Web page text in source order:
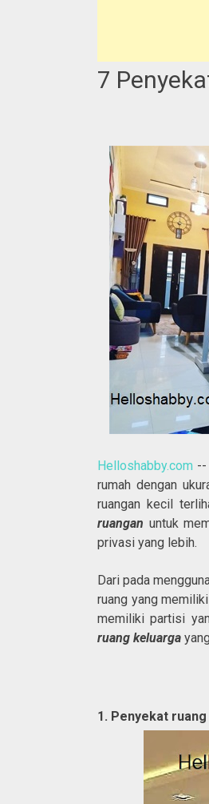
7
Helloshabby.com --
rumah dengan
ruangan kecil
ruangan untuk
privasi yang lebih.
Dari pada
ruang yang
memiliki partisi
ruang keluarga
1. Penyekat